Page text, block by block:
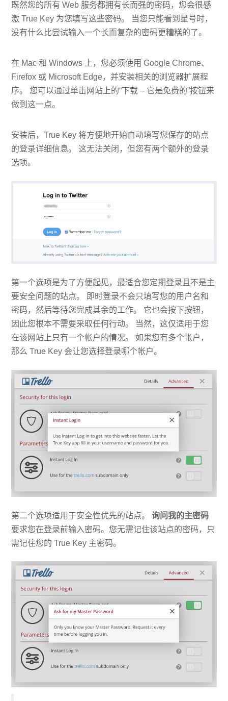
既然您的所有 Web 服务都拥有长而强的密码，您会很感
激 True Key 为您填写这些密码。 当您只能看到星号时，
没有什么比尝试输入一个长而复杂的密码更糟糕的了。
在 Mac 和 Windows 上，您必须使用 Google Chrome、
Firefox 或 Microsoft Edge，并安装相关的浏览器扩展程
序。 您可以通过单击网站上的“下载 – 它是免费的”按钮来
做到这一点。
安装后，True Key 将方便地开始自动填写您保存的站点
的登录详细信息。 这无法关闭，但您有两个额外的登录
选项。
第一个选项是为了方便起见，最适合您定期登录且不是主
要安全问题的站点。 即时登录不会只填写您的用户名和
密码，然后等待您完成其余的工作。 它也会按下按钮，
因此您根本不需要采取任何行动。 当然，这仅适用于您
在该网站上只有一个帐户的情况。 如果您有多个帐户，
那么 True Key 会让您选择登录哪个帐户。
第二个选项适用于安全性优先的站点。询问我的主密码
要求您在登录前输入密码。您无需记住该站点的密码，只
需记住您的 True Key 主密码。